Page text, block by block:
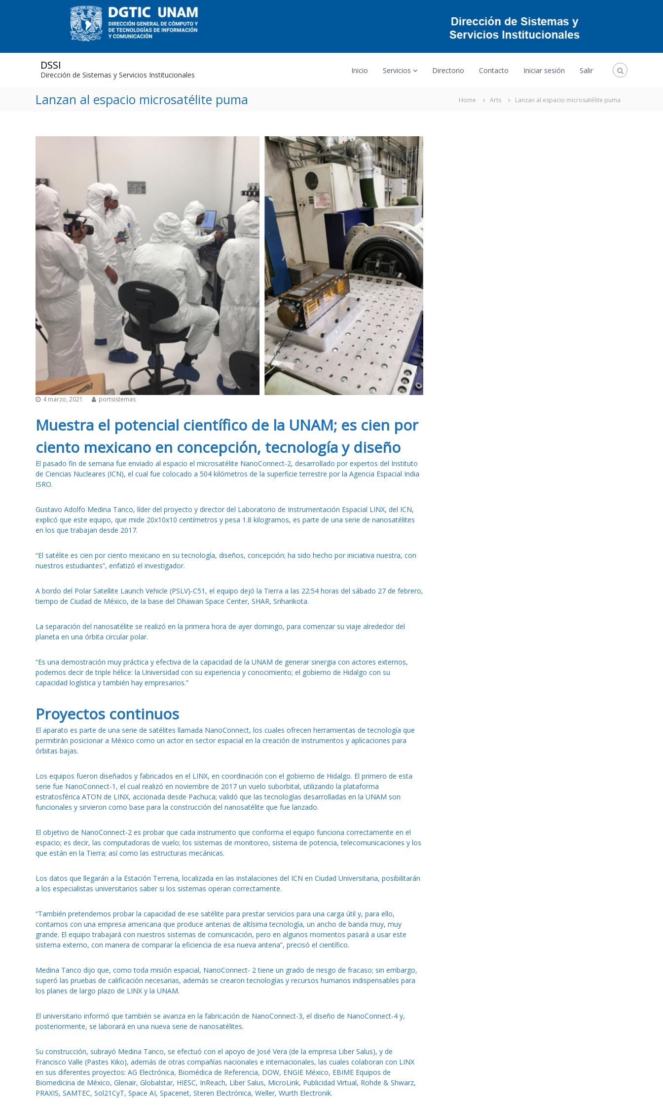
DSSI
Dirección de Sistemas y Servicios Institucionales Inicio Servicios Directorio Contacto Iniciar sesión Salir
Lanzan al espacio microsatélite puma Home Arts Lanzan al espacio microsatélite puma
4 marzo, 2021 portsistemas
Muestra el potencial científico de la UNAM; es cien por
ciento mexicano en concepción, tecnología y diseño
El pasado fin de semana fue enviado al espacio el microsatélite NanoConnect-2, desarrollado por expertos del Instituto
de Ciencias Nucleares (ICN), el cual fue colocado a 504 kilómetros de la superficie terrestre por la Agencia Espacial India
ISRO.
Gustavo Adolfo Medina Tanco, líder del proyecto y director del Laboratorio de Instrumentación Espacial LINX, del ICN,
explicó que este equipo, que mide 20x10x10 centímetros y pesa 1.8 kilogramos, es parte de una serie de nanosatélites
en los que trabajan desde 2017.
“El satélite es cien por ciento mexicano en su tecnología, diseños, concepción; ha sido hecho por iniciativa nuestra, con
nuestros estudiantes”, enfatizó el investigador.
A bordo del Polar Satellite Launch Vehicle (PSLV)-C51, el equipo dejó la Tierra a las 22:54 horas del sábado 27 de febrero,
tiempo de Ciudad de México, de la base del Dhawan Space Center, SHAR, Sriharikota.
La separación del nanosatélite se realizó en la primera hora de ayer domingo, para comenzar su viaje alrededor del
planeta en una órbita circular polar.
“Es una demostración muy práctica y efectiva de la capacidad de la UNAM de generar sinergia con actores externos,
podemos decir de triple hélice: la Universidad con su experiencia y conocimiento; el gobierno de Hidalgo con su
capacidad logística y también hay empresarios.”
Proyectos continuos
El aparato es parte de una serie de satélites llamada NanoConnect, los cuales ofrecen herramientas de tecnología que
permitirán posicionar a México como un actor en sector espacial en la creación de instrumentos y aplicaciones para
órbitas bajas.
Los equipos fueron diseñados y fabricados en el LINX, en coordinación con el gobierno de Hidalgo. El primero de esta
serie fue NanoConnect-1, el cual realizó en noviembre de 2017 un vuelo suborbital, utilizando la plataforma
estratosférica ATON de LINX, accionada desde Pachuca; validó que las tecnologías desarrolladas en la UNAM son
funcionales y sirvieron como base para la construcción del nanosatélite que fue lanzado.
El objetivo de NanoConnect-2 es probar que cada instrumento que conforma el equipo funciona correctamente en el
espacio; es decir, las computadoras de vuelo; los sistemas de monitoreo, sistema de potencia, telecomunicaciones y los
que están en la Tierra; así como las estructuras mecánicas.
Los datos que llegarán a la Estación Terrena, localizada en las instalaciones del ICN en Ciudad Universitaria, posibilitarán
a los especialistas universitarios saber si los sistemas operan correctamente.
“También pretendemos probar la capacidad de ese satélite para prestar servicios para una carga útil y, para ello,
contamos con una empresa americana que produce antenas de altísima tecnología, un ancho de banda muy, muy
grande. El equipo trabajará con nuestros sistemas de comunicación, pero en algunos momentos pasará a usar este
sistema externo, con manera de comparar la eficiencia de esa nueva antena”, precisó el científico.
Medina Tanco dijo que, como toda misión espacial, NanoConnect- 2 tiene un grado de riesgo de fracaso; sin embargo,
superó las pruebas de calificación necesarias, además se crearon tecnologías y recursos humanos indispensables para
los planes de largo plazo de LINX y la UNAM.
El universitario informó que también se avanza en la fabricación de NanoConnect-3, el diseño de NanoConnect-4 y,
posteriormente, se laborará en una nueva serie de nanosatélites.
Su construcción, subrayó Medina Tanco, se efectuó con el apoyo de José Vera (de la empresa Liber Salus), y de
Francisco Valle (Pastes Kiko), además de otras compañías nacionales e internacionales, las cuales colaboran con LINX
en sus diferentes proyectos: AG Electrónica, Biomédica de Referencia, DOW, ENGIE México, EBIME Equipos de
Biomedicina de México, Glenair, Globalstar, HIESC, InReach, Liber Salus, MicroLink, Publicidad Virtual, Rohde & Shwarz,
PRAXIS, SAMTEC, Sol21CyT, Space AI, Spacenet, Steren Electrónica, Weller, Wurth Electronik.